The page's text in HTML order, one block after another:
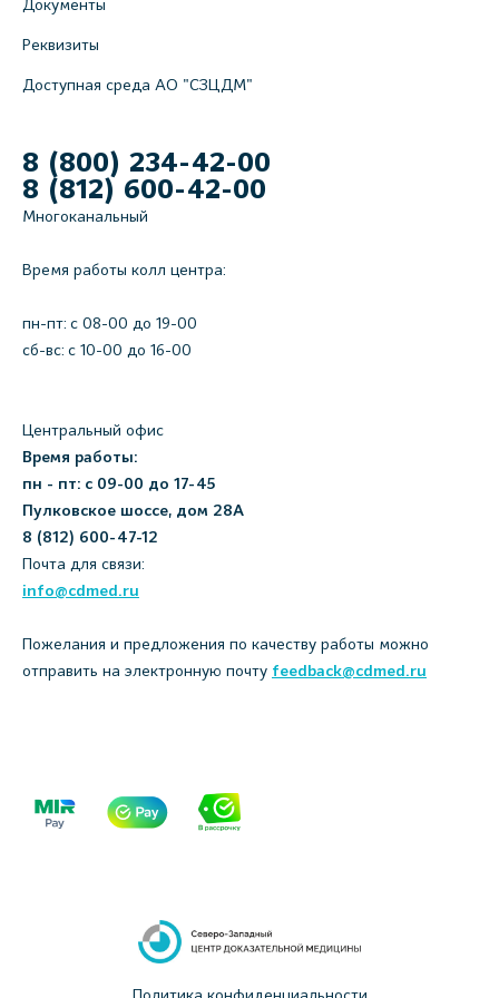
Документы
Реквизиты
Доступная среда АО "СЗЦДМ"
8 (800) 234-42-00
8 (812) 600-42-00
Многоканальный
Время работы колл центра:
пн-пт: c 08-00 до 19-00
сб-вс: с 10-00 до 16-00
Центральный офис
Время работы:
пн - пт: с 09-00 до 17-45
Пулковское шоссе, дом 28А
8 (812) 600-47-12
Почта для связи:
info@cdmed.ru
Пожелания и предложения по качеству работы можно
отправить на электронную почту feedback@cdmed.ru